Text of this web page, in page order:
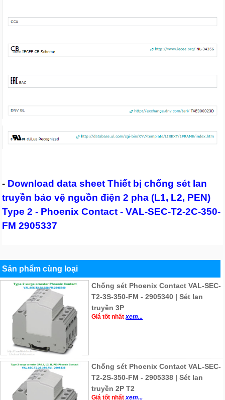
- Download data sheet Thiết bị chống sét lan
truyền bảo vệ nguồn điện 2 pha (L1, L2, PEN)
Type 2 - Phoenix Contact - VAL-SEC-T2-2C-350-
FM 2905337
Sản phẩm cùng loại
Chống sét Phoenix Contact VAL-SEC-
T2-3S-350-FM - 2905340 | Sét lan
truyền 3P
Giá tốt nhấtxem...
Chống sét Phoenix Contact VAL-SEC-
T2-2S-350-FM - 2905338 | Sét lan
truyền 2P T2
Giá tốt nhấtxem...